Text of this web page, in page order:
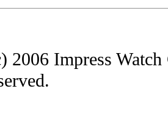
2006 Impress